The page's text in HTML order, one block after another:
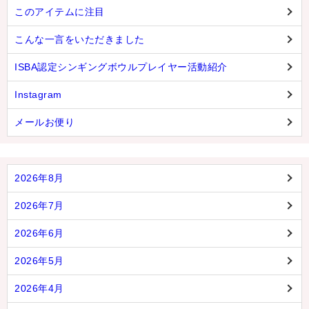
このアイテムに注目
こんな一言をいただきました
ISBA認定シンギングボウルプレイヤー活動紹介
Instagram
メールお便り
2026年8月
2026年7月
2026年6月
2026年5月
2026年4月